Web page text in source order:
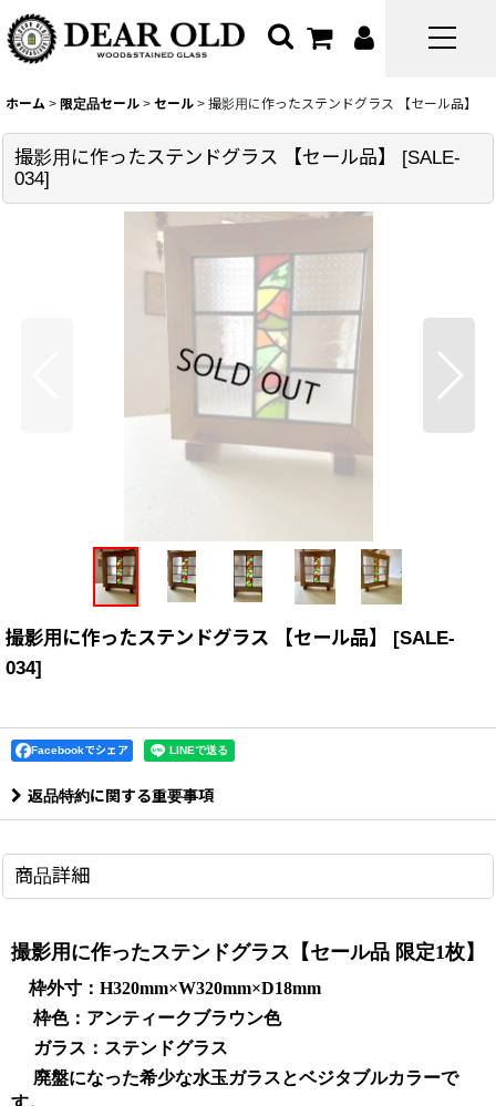
ホーム > 限定品セール > セール > 撮影用に作ったステンドグラス 【セール品】
撮影用に作ったステンドグラス 【セール品】 [SALE-
034]
撮影用に作ったステンドグラス 【セール品】 [SALE-
034]
Facebookでシェア
返品特約に関する重要事項
商品詳細
撮影用に作ったステンドグラス【セール品 限定1枚】
枠外寸：H320mm×W320mm×D18mm
枠色：アンティークブラウン色
ガラス：ステンドグラス
廃盤になった希少な水玉ガラスとベジタブルカラーで
す。